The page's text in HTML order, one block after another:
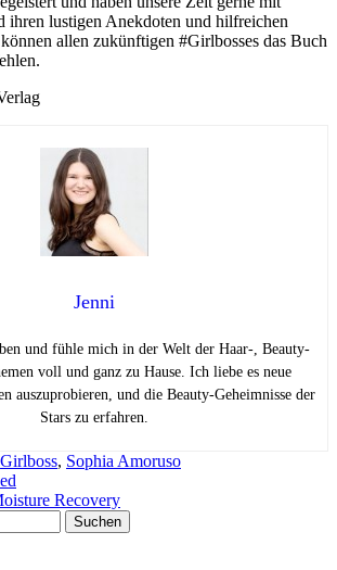
ihren lustigen Anekdoten und hilfreichen
allen zukünftigen #Girlbosses das Buch
Jenni
und fühle mich in der Welt der Haar-, Beauty-
voll und ganz zu Hause. Ich liebe es neue
auszuprobieren, und die Beauty-Geheimnisse der
Stars zu erfahren.
Girlboss, Sophia Amoruso
Recovery